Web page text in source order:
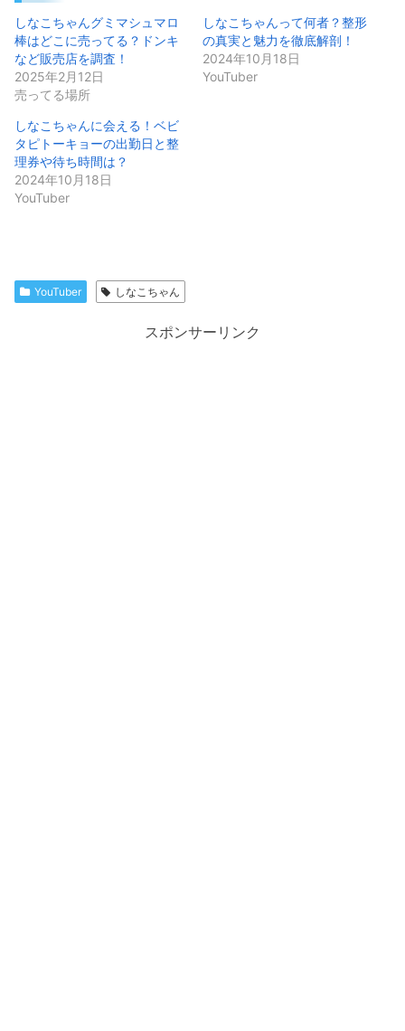
しなこちゃんグミマシュマロ
棒はどこに売ってる？ドンキ
など販売店を調査！
2025年2月12日
売ってる場所
しなこちゃんって何者？整形
の真実と魅力を徹底解剖！
2024年10月18日
YouTuber
しなこちゃんに会える！ベビ
タピトーキョーの出勤日と整
理券や待ち時間は？
2024年10月18日
YouTuber
YouTuber しなこちゃん
スポンサーリンク